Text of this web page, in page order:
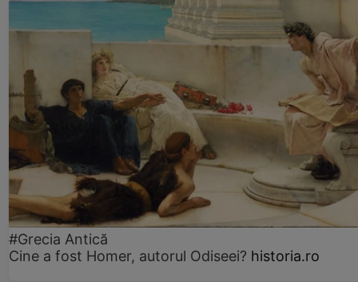
#Grecia Antică
Cine a fost Homer, autorul Odiseei? historia.ro